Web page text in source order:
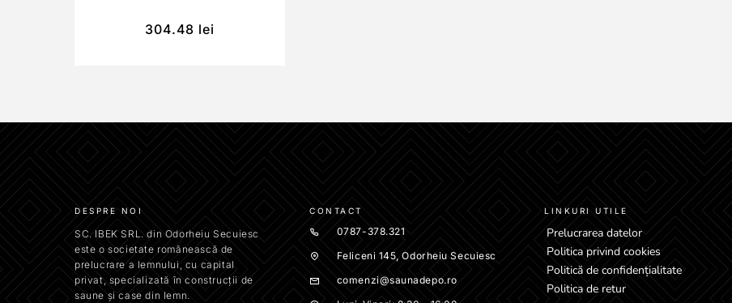
304.48 lei
DESPRE NOI
SC. IBEK SRL. din Odorheiu Secuiesc
este o societate românească de
prelucrare a lemnului, cu capital
privat, specializată în construcții de
saune și case din lemn.
CONTACT
0787-378.321
Feliceni 145, Odorheiu Secuiesc
comenzi@saunadepo.ro
LINKURI UTILE
Prelucrarea datelor
Politica privind cookies
Politică de confidențialitate
Politica de retur